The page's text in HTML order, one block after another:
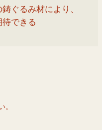
ぐるみ材により、
できる
。